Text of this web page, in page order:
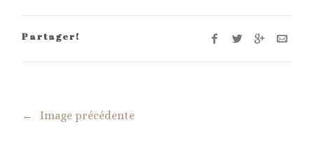
Partager!
← Image précédente